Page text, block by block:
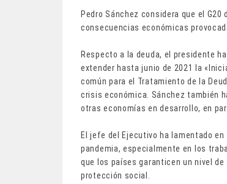
Pedro Sánchez considera que el
consecuencias económicas
Respecto a la deuda, el presidente
extender hasta junio de 2021 la
común para el Tratamiento de la
crisis económica. Sánchez también
otras economías en desarrollo, en
El jefe del Ejecutivo ha lamentado
pandemia, especialmente en los
que los países garanticen un nivel
protección social.